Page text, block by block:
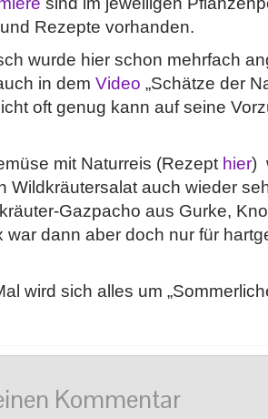
Rezepte vorhanden.
wurde hier schon mehrfach
in dem Video „Schätze der
oft genug kann auf seine
mit Naturreis (Rezept hier)
Wildkräutersalat auch wieder
Gazpacho aus Gurke,
war dann aber doch nur für
wird sich alles um
Kommentar